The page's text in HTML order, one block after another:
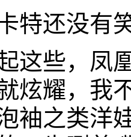
特还没有
这些，凤
炫耀，我
袖之类洋